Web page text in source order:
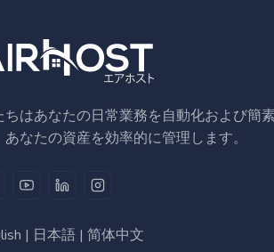
ちはあなたの日常業務を自動化および簡
あなたの資産を効率的に管理します。
| 日本語 | 简体中文